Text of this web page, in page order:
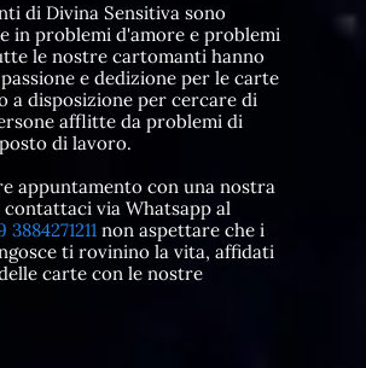
di Divina Sensitiva sono
in problemi d'amore e problemi
le nostre cartomanti hanno
e dedizione per le carte
a disposizione per cercare di
afflitte da problemi di
di lavoro.
appuntamento con una nostra
via Whatsapp al
3884271211non aspettare che i
ti rovinino la vita, affidati
carte con le nostre